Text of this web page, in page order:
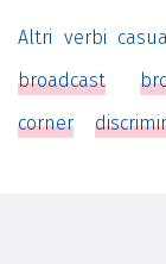
Altri verbi
broadcast
corner